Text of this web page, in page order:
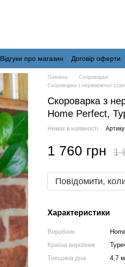
Відгуки про магазин Договір оферти
Головна
Скороварки
Скороварка з нержавіючої
Скороварка з
Home Perfect,
Немає в наявності
1 760 грн 1
Повідомити,
Характеристики
Виробник
Країна виробник
Товщина дна
4,7